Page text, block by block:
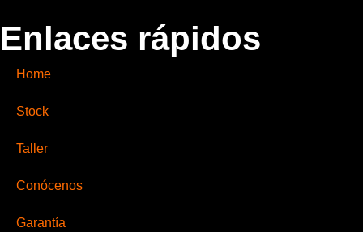
Enlaces rápidos
Home
Stock
Taller
Conócenos
Garantía